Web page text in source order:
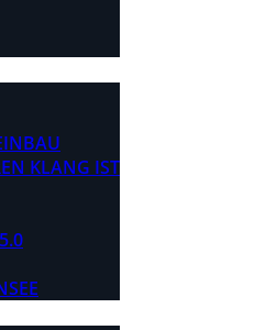
KLANG IST